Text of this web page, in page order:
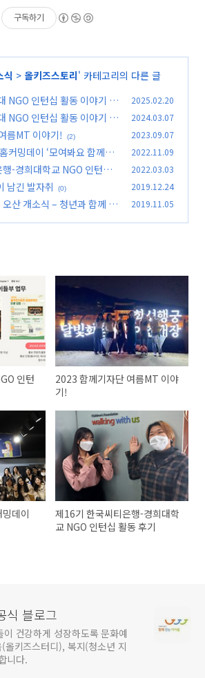
구독하기
식 > 올키즈스토리' 카테고리의 다른 글
NGO 인턴십 활동 이야기
2025.02.20
NGO 인턴십 활동 이야기 2024.03.07
름MT 이야기! (2) 2023.09.07
커밍데이 ‘모여봐요 함께기
2022.11.09
-경희대학교 NGO 인턴십
2022.03.03
남긴 발자취 (0) 2019.12.24
산 개소식 – 청년과 함께 고
2019.11.05
인턴
2023 함께기자단 여름MT 이야
기!
데이
제16기 한국씨티은행-경희대학
교 NGO 인턴십 활동 후기
식 블로그
건강하게 성장하도록 문화예
키즈스터디), 복지(청소년 지
니다.